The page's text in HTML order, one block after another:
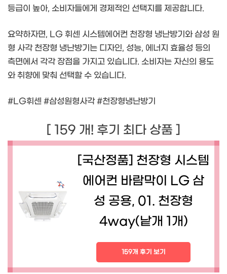
등급이 높아, 소비자들에게 경제적인 선택지를 제공합니다.
요약하자면, LG 휘센 시스템에어컨 천장형 냉난방기와 삼성 원
형 사각 천장형 냉난방기는 디자인, 성능, 에너지 효율성 등의
측면에서 각각 장점을 가지고 있습니다. 소비자는 자신의 용도
와 취향에 맞춰 선택할 수 있습니다.
#LG휘센 #삼성원형사각 #천장형냉난방기
[ 159 개! 후기 최다 상품 ]
[국산정품] 천장형 시스템
에어컨 바람막이 LG 삼
성 공용, 01. 천장형
4way(낱개 1개)
159개 후기 보기